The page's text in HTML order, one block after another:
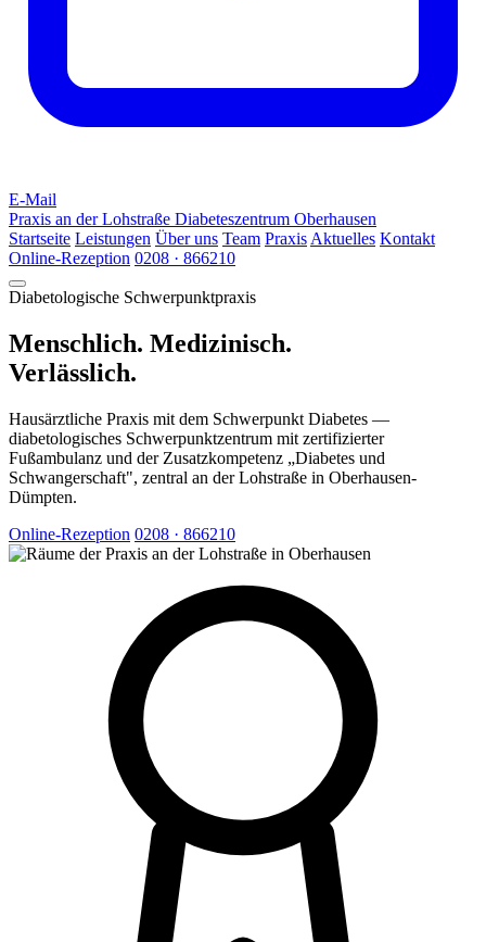
E-Mail
Praxis an der Lohstraße Diabeteszentrum Oberhausen
Startseite Leistungen Über uns Team Praxis Aktuelles Kontakt
Online-Rezeption 0208 · 866210
Diabetologische Schwerpunktpraxis
Menschlich. Medizinisch.
Verlässlich.
Hausärztliche Praxis mit dem Schwerpunkt Diabetes —
diabetologisches Schwerpunktzentrum mit zertifizierter
Fußambulanz und der Zusatzkompetenz „Diabetes und
Schwangerschaft", zentral an der Lohstraße in Oberhausen-
Dümpten.
Online-Rezeption 0208 · 866210